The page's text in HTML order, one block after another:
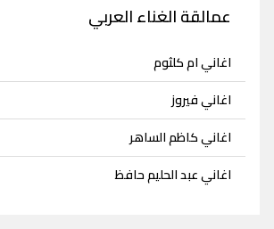
عمالقة الغناء العربي
اغاني ام كلثوم
اغاني فيروز
اغاني كاظم الساهر
اغاني عبد الحليم حافظ